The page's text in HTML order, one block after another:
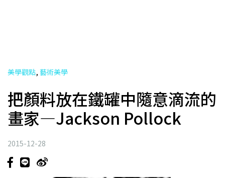
美學觀點, 藝術美學
把顏料放在鐵罐中隨意滴流的
畫家—Jackson Pollock
2015-12-28